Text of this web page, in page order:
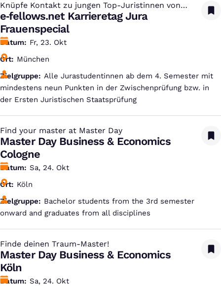
Knüpfe Kontakt zu jungen Top-Juristinnen von
Gibson Dunn
:
e‑fellows.net Karrieretag Jura
Frauenspecial
Datum
Fr, 23. Okt
Ort
München
Zielgruppe
Alle Jurastudentinnen ab dem 4. Semester mit
mindestens neun Punkten in der Zwischenprüfung bzw. in
der Ersten Juristischen Staatsprüfung
Find your master at Master Day
:
Master Day Business & Economics
Cologne
Datum
Sa, 24. Okt
Ort
Köln
Zielgruppe
Bachelor students from the 3rd semester
onward and graduates from all disciplines
Finde deinen Traum-Master!
:
Master Day Business & Economics
Köln
Datum
Sa, 24. Okt